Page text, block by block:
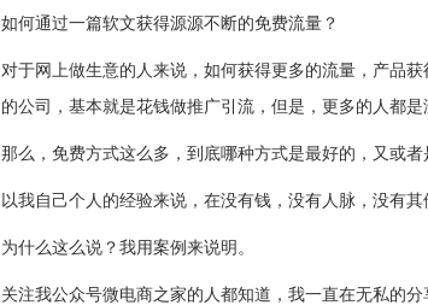
如何通过一篇软文获得源源不断的免费流量？
对于网上做生意的人来说，如何获得更多的流量，产品
的公司，基本就是花钱做推广引流，但是，更多的人都
那么，免费方式这么多，到底哪种方式是最好的，又或
以我自己个人的经验来说，在没有钱，没有人脉，没有
为什么这么说？我用案例来说明。
关注我公众号微电商之家的人都知道，我一直在无私的